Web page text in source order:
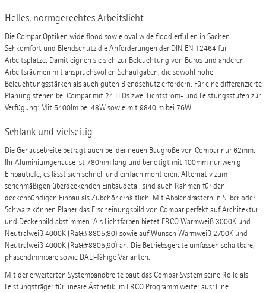
Helles, normgerechtes Arbeitslicht
Die Compar Optiken wide flood sowie oval wide flood erfüllen in Sachen
Sehkomfort und Blendschutz die Anforderungen der DIN EN 12464 für
Arbeitsplätze. Damit eignen sie sich zur Beleuchtung von Büros und anderen
Arbeitsräumen mit anspruchsvollen Sehaufgaben, die sowohl hohe
Beleuchtungsstärken als auch guten Blendschutz erfordern. Für eine differenzierte
Planung stehen bei Compar mit 24 LEDs zwei Lichtstrom- und Leistungsstufen zur
Verfügung: Mit 5400lm bei 48W sowie mit 9840lm bei 76W.
Schlank und vielseitig
Die Gehäusebreite beträgt auch bei der neuen Baugröße von Compar nur 62mm.
Ihr Aluminiumgehäuse ist 780mm lang und benötigt mit 100mm nur wenig
Einbautiefe, es lässt sich schnell und einfach montieren. Alternativ zum
serienmäßigen überdeckenden Einbaudetail sind auch Rahmen für den
deckenbündigen Einbau als Zubehör erhältlich. Mit Abblendrastern in Silber oder
Schwarz können Planer das Erscheinungsbild von Compar perfekt auf Architektur
und Deckenbild abstimmen. Als Lichtfarben bietet ERCO Warmweiß 3000K und
Neutralweiß 4000K (Ra&#8805;80) sowie auf Wunsch Warmweiß 2700K und
Neutralweiß 4000K (Ra&#8805;90) an. Die Betriebsgeräte umfassen schaltbare,
phasendimmbare sowie DALI-fähige Varianten.
Mit der erweiterten Systembandbreite baut das Compar System seine Rolle als
Leistungsträger für lineare Ästhetik im ERCO Programm weiter aus: Eine